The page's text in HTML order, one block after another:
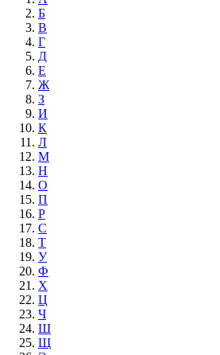
Б
В
Г
Д
Е
Ж
З
И
К
Л
М
Н
О
П
Р
С
Т
У
Ф
Х
Ц
Ч
Ш
Щ